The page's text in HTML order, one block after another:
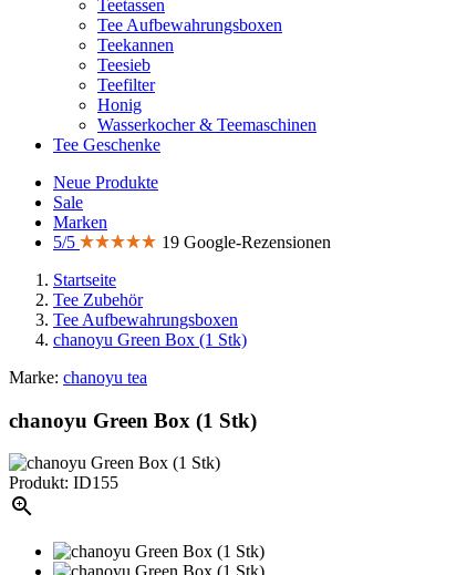
Teetassen
Tee Aufbewahrungsboxen
Teekannen
Teesieb
Teefilter
Honig
Wasserkocher & Teemaschinen
Tee Geschenke
Neue Produkte
Sale
Marken
5/5
19 Google-Rezensionen
Startseite
Tee Zubehör
Tee Aufbewahrungsboxen
chanoyu Green Box (1 Stk)
Marke: chanoyu tea
chanoyu Green Box (1 Stk)
Produkt: ID155
